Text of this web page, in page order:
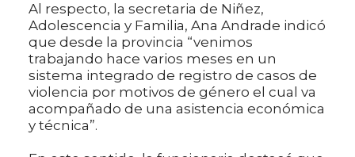
Al respecto, la secretaria de Niñez,
Adolescencia y Familia, Ana Andrade indicó
que desde la provincia “venimos
trabajando hace varios meses en un
sistema integrado de registro de casos de
violencia por motivos de género el cual va
acompañado de una asistencia económica
y técnica”.